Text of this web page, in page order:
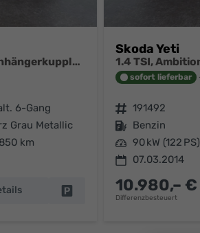
1.0 TSI Style Einparkhilfe 2 x Anhängerkupplung Apple Car Play
6-Gang
Grau Metallic
km
Fahrzeug parken
Skoda Yeti
sofort lieferbar
Fahrzeugnr. 191492
Kraftstoff Benzin
Leistung 90 kW (122 PS)
07.03.2014
10.980,– €
Differenzbesteuert